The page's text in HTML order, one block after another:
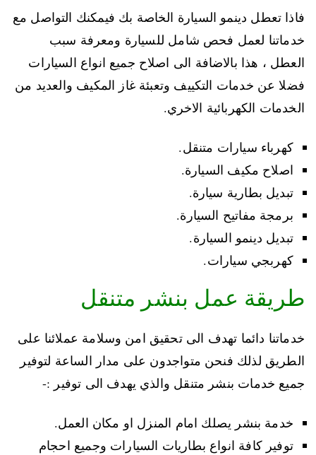
فاذا تعطل دينمو السيارة الخاصة بك فيمكنك التواصل مع
خدماتنا لعمل فحص شامل للسيارة ومعرفة سبب
العطل ، هذا بالاضافة الى اصلاح جميع انواع السيارات
فضلا عن خدمات التكييف وتعبئة غاز المكيف والعديد من
الخدمات الكهربائية الاخري.
كهرباء سيارات متنقل.
اصلاح مكيف السيارة.
تبديل بطارية سيارة.
برمجة مفاتيح السيارة.
تبديل دينمو السيارة.
كهربجي سيارات.
طريقة عمل بنشر متنقل
خدماتنا دائما تهدف الى تحقيق امن وسلامة عملائنا على
الطريق لذلك فنحن متواجدون على مدار الساعة لتوفير
جميع خدمات بنشر متنقل والذي يهدف الى توفير :-
خدمة بنشر يصلك امام المنزل او مكان العمل.
توفير كافة انواع بطاريات السيارات وجميع احجام